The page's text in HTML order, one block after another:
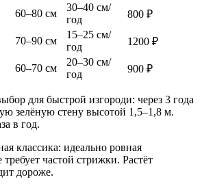
60–80 см
30–40 см/
год
800 ₽
70–90 см
15–25 см/
год
1200 ₽
60–70 см
20–30 см/
год
900 ₽
для быстрой изгороди: через 3 года
зелёную стену высотой 1,5–1,8 м.
в год.
классика: идеально ровная
частой стрижки. Растёт
дороже.